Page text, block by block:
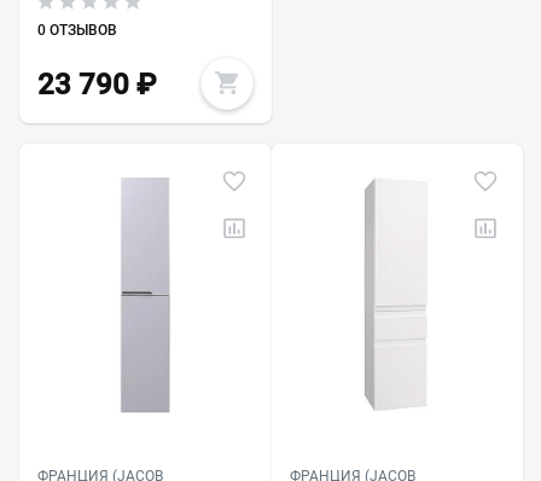
0 ОТЗЫВОВ
23 790 ₽
ФРАНЦИЯ (JACOB
ФРАНЦИЯ (JACOB